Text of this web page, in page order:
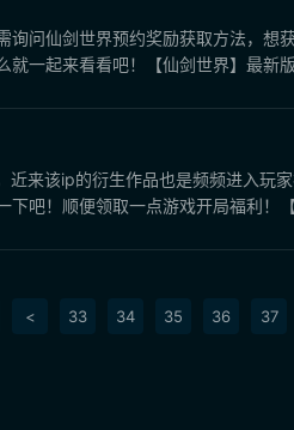
问仙剑世界预约奖励获取方法，
一起来看看吧！【仙剑世界】最新
来该ip的衍生作品也是频频进入玩
吧！顺便领取一点游戏开局福利！
< 33 34 35 36 37